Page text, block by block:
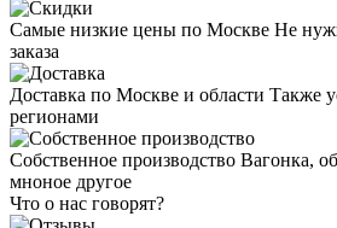
Самые низкие цены по Москве Не
заказа
Доставка по Москве и области Также
регионами
Собственное производство Вагонка,
мноное другое
Что о нас говорят?